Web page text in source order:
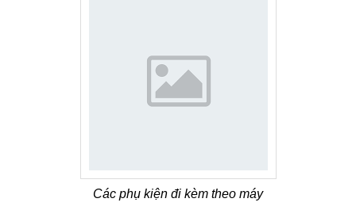
Các phụ kiện đi kèm theo máy